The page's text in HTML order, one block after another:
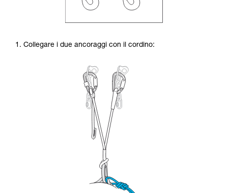
1. Collegare i due ancoraggi con il cordino: